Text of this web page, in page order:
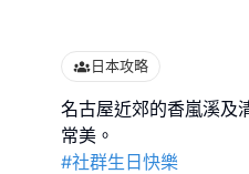
日本攻略
名古屋近郊的香嵐溪及
#社群生日快樂